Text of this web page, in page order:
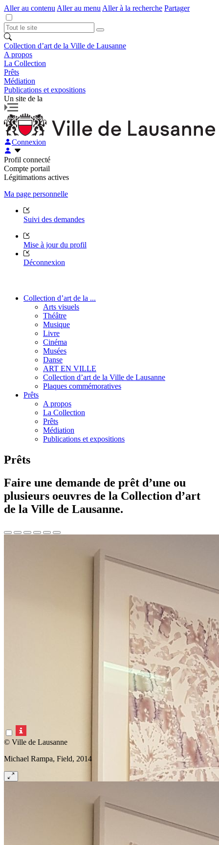
Aller au contenu Aller au menu Aller à la recherche Partager
Collection d’art de la Ville de Lausanne
A propos
La Collection
Prêts
Médiation
Publications et expositions
Un site de la
Connexion
Profil connecté
Compte portail
Légitimations actives
Ma page personnelle
Suivi des demandes
Mise à jour du profil
Déconnexion
Collection d’art de la ...
Arts visuels
Théâtre
Musique
Livre
Cinéma
Musées
Danse
ART EN VILLE
Collection d’art de la Ville de Lausanne
Plaques commémoratives
Prêts
A propos
La Collection
Prêts
Médiation
Publications et expositions
Prêts
Faire une demande de prêt d’une ou
plusieurs oeuvres de la Collection d’art
de la Ville de Lausanne.
© Ville de Lausanne
Michael Rampa, Field, 2014